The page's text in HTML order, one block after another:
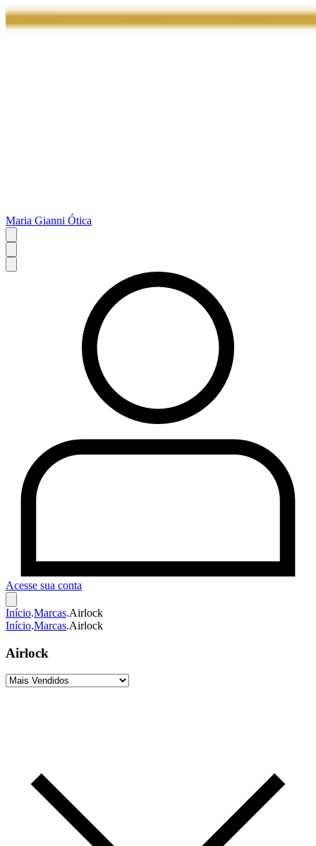
Maria Gianni Ótica
Acesse sua conta
Início.Marcas.Airlock
Início.Marcas.Airlock
Airlock